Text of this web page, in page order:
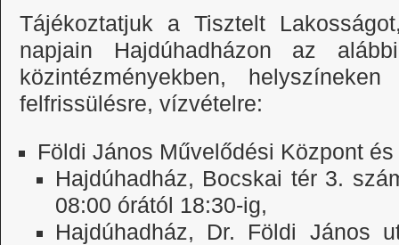
Tájékoztatjuk a Tisztelt
napjain Hajdúhadházon az
közintézményekben,
felfrissülésre, vízvételre:
Földi János Művelődési Központ
Hajdúhadház, Bocskai tér 3.
08:00 órától 18:30-ig,
Hajdúhadház, Dr. Földi János